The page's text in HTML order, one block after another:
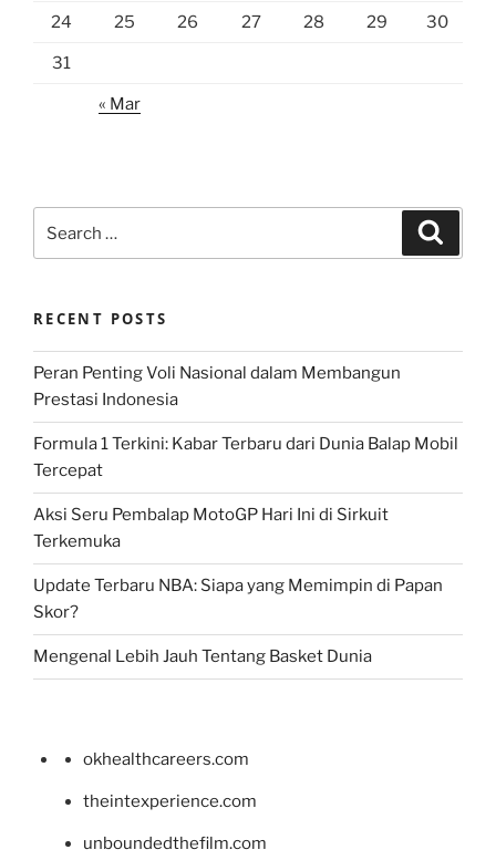
24 25 26 27 28 29 30
31
« Mar
for:
RECENT POSTS
Peran Penting Voli Nasional dalam Membangun
Prestasi Indonesia
Formula 1 Terkini: Kabar Terbaru dari Dunia Balap Mobil
Tercepat
Aksi Seru Pembalap MotoGP Hari Ini di Sirkuit
Terkemuka
Update Terbaru NBA: Siapa yang Memimpin di Papan
Skor?
Mengenal Lebih Jauh Tentang Basket Dunia
okhealthcareers.com
theintexperience.com
unboundedthefilm.com